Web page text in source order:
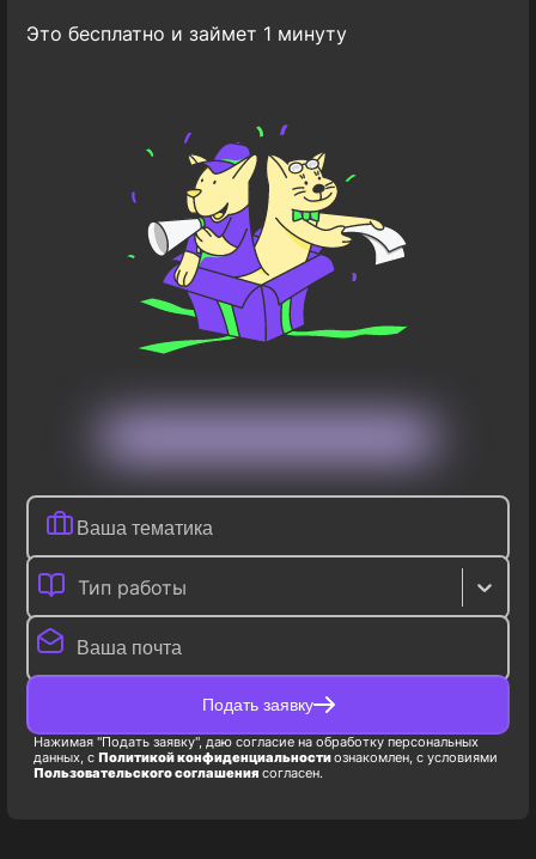
Это бесплатно и займет 1 минуту
Тип работы
Подать заявку
Нажимая "Подать заявку", даю согласие на обработку персональных
данных, с Политикой конфиденциальностиознакомлен, с условиями
Пользовательского соглашения согласен.